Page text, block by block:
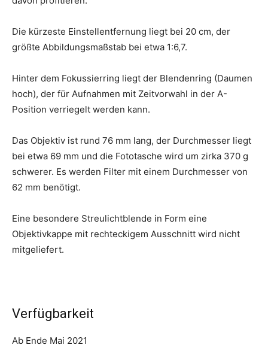
Die kürzeste Einstellentfernung liegt bei 20 cm, der
größte Abbildungsmaßstab bei etwa 1:6,7.
Hinter dem Fokussierring liegt der Blendenring (Daumen
hoch), der für Aufnahmen mit Zeitvorwahl in der A-
Position verriegelt werden kann.
Das Objektiv ist rund 76 mm lang, der Durchmesser liegt
bei etwa 69 mm und die Fototasche wird um zirka 370 g
schwerer. Es werden Filter mit einem Durchmesser von
62 mm benötigt.
Eine besondere Streulichtblende in Form eine
Objektivkappe mit rechteckigem Ausschnitt wird nicht
mitgeliefert.
Verfügbarkeit
Ab Ende Mai 2021